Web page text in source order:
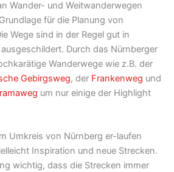
Wander- und Weitwanderwegen
für die Planung von
Wege sind in der Regel gut in
Durch das Nürnberger
Wanderwege wie z.B. der
Gebirgsweg, der Frankenweg und
um nur einige der Highlight
Umkreis von Nürnberg er-laufen
Inspiration und neue Strecken.
wichtig, dass die Strecken immer